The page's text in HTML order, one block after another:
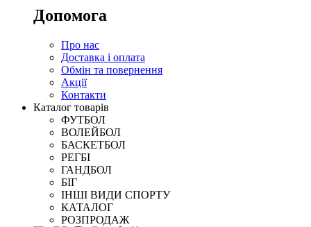
Допомога
Про нас
Доставка і оплата
Обмін та повернення
Акції
Контакти
Каталог товарів
ФУТБОЛ
ВОЛЕЙБОЛ
БАСКЕТБОЛ
РЕГБІ
ГАНДБОЛ
БІГ
ІНШІ ВИДИ СПОРТУ
КАТАЛОГ
РОЗПРОДАЖ